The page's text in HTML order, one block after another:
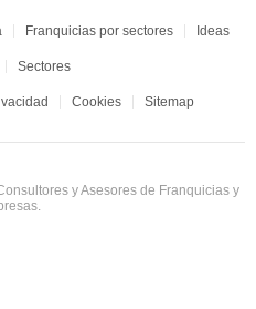
Franquicias por sectores Ideas
Sectores
Cookies Sitemap
y Asesores de Franquicias y